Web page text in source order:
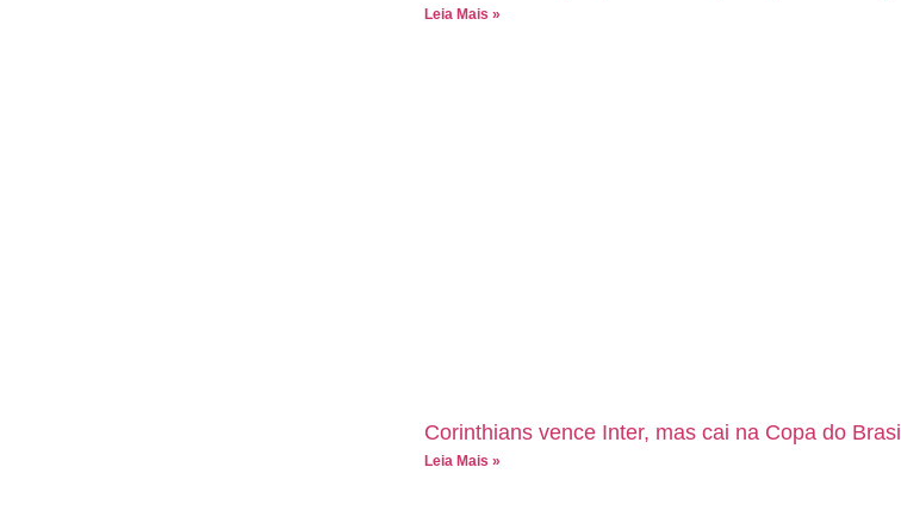
Leia Mais »
Corinthians vence Inter, mas cai na Copa do Brasil
Leia Mais »